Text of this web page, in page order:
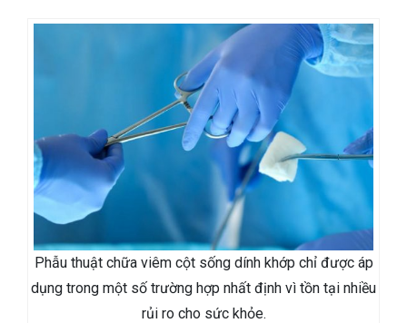
Phẫu thuật chữa viêm cột sống dính khớp chỉ được áp
dụng trong một số trường hợp nhất định vì tồn tại nhiều
rủi ro cho sức khỏe.